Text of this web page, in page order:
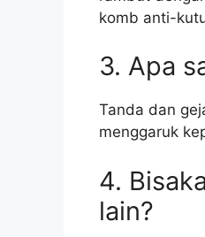
komb anti-
3. Apa
Tanda dan
menggaruk
4.
lain?